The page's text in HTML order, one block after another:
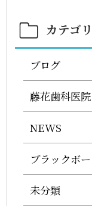
カテゴ
ブログ
藤花歯科医
NEWS
ブラックボ
未分類